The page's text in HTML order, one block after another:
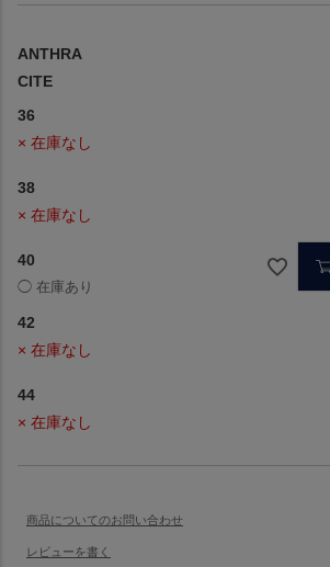
ANTHRA
CITE
36
× 在庫なし
38
× 在庫なし
40
42
× 在庫なし
44
× 在庫なし